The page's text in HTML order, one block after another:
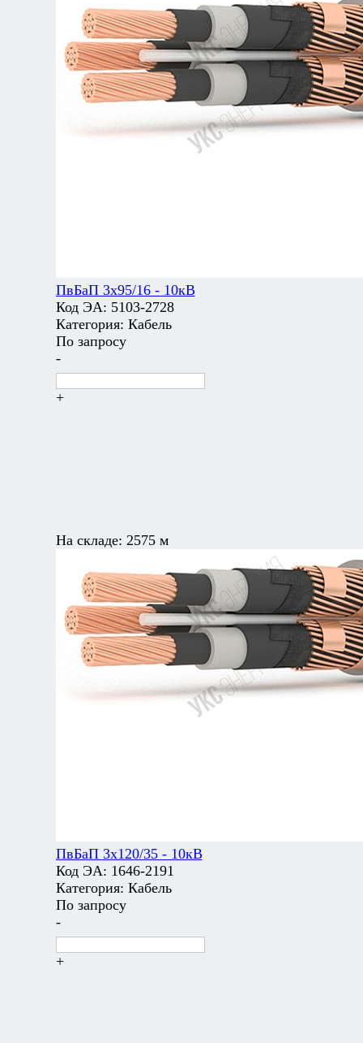
ПвБаП 3х95/16 - 10кВ
Код ЭА: 5103-2728
Категория: Кабель
По запросу
-
+
На складе: 2575 м
ПвБаП 3х120/35 - 10кВ
Код ЭА: 1646-2191
Категория: Кабель
По запросу
-
+